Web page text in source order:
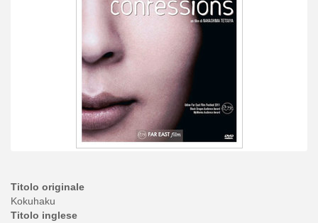
Titolo originale
Kokuhaku
Titolo inglese